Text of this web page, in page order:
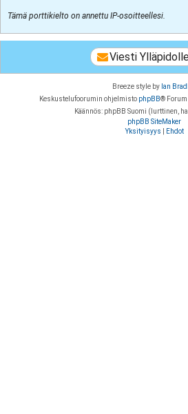
Tämä porttikielto on annettu IP-osoitteellesi.
Viesti
Breeze style by Ian
Keskustelufoorumin ohjelmisto phpBB® Forum
Käännös: phpBB Suomi (lurttinen,
phpBB SiteMaker
Yksityisyys
Ehdot